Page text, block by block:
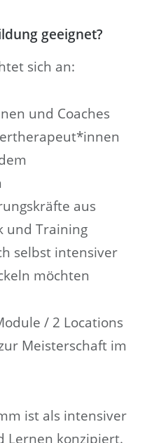
geeignet?
sich an:
und Coaches
aus
und Training
selbst intensiver
möchten
/ 2 Locations
Meisterschaft im
ist als intensiver
Lernen konzipiert.